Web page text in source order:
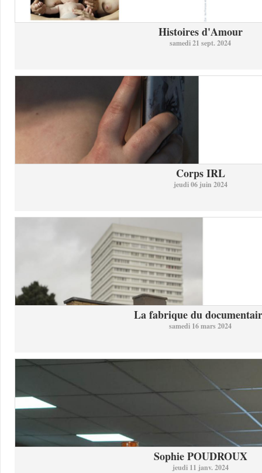
Histoires d'Amour
samedi 21 sept. 2024
Corps IRL
jeudi 06 juin 2024
La fabrique du
samedi 16 mars 2024
Sophie POUDROUX
jeudi 11 janv. 2024